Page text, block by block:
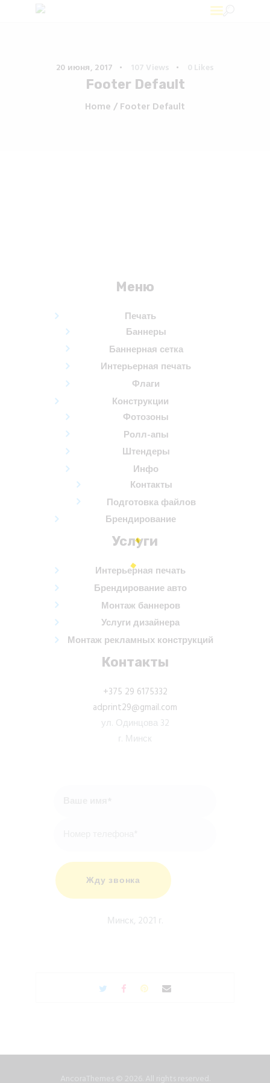
20 июня, 2017 107 Views 0 Likes
Footer Default
Home Footer Default
Широкоформатная печать в Минске
Меню
Печать
Баннеры
Баннерная сетка
Интерьерная печать
Флаги
Конструкции
Фотозоны
Ролл-апы
Штендеры
Инфо
Контакты
Подготовка файлов
Брендирование
Услуги
Интерьерная печать
Брендирование авто
Монтаж баннеров
Услуги дизайнера
Монтаж рекламных конструкций
Контакты
+375 29 6175332
adprint29@gmail.com
ул. Одинцова 32
г. Минск
Минск, 2021 г.
AncoraThemes © 2026. All rights reserved.